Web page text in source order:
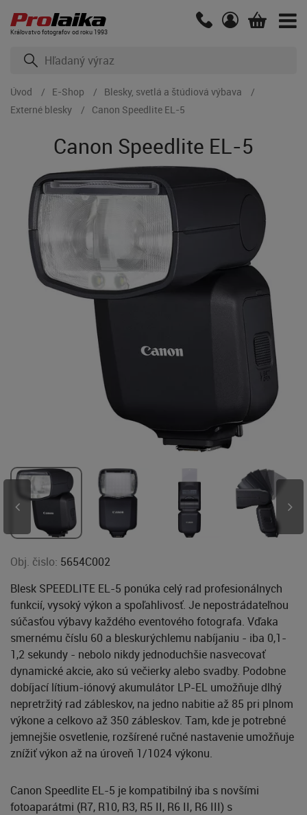
Kráľovstvo fotografov od roku 1993
Úvod E-Shop
Blesky, svetlá a štúdiová výbava
Externé blesky
Canon Speedlite EL-5
Canon Speedlite EL-5
Obj. čislo: 5654C002
Blesk SPEEDLITE EL-5 ponúka celý rad profesionálnych
funkcií, vysoký výkon a spoľahlivosť. Je nepostrádateľnou
súčasťou výbavy každého eventového fotografa. Vďaka
smernému číslu 60 a bleskurýchlemu nabíjaniu - iba 0,1-
1,2 sekundy - nebolo nikdy jednoduchšie nasvecovať
dynamické akcie, ako sú večierky alebo svadby. Podobne
dobíjací lítium-iónový akumulátor LP-EL umožňuje dlhý
nepretržitý rad zábleskov, na jedno nabitie až 85 pri plnom
výkone a celkovo až 350 zábleskov. Tam, kde je potrebné
jemnejšie osvetlenie, rozšírené ručné nastavenie umožňuje
znížiť výkon až na úroveň 1/1024 výkonu.
Canon Speedlite EL-5 je kompatibilný iba s novšími
fotoaparátmi (R7, R10, R3, R5 II, R6 II, R6 III) s